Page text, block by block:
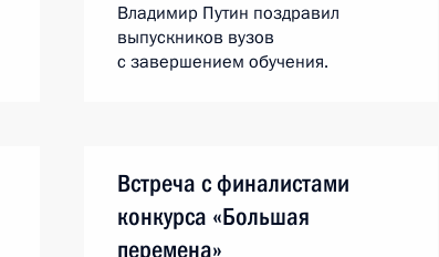
Владимир Путин поздравил
выпускников вузов
с завершением обучения.
Встреча с финалистами
конкурса «Большая
перемена»